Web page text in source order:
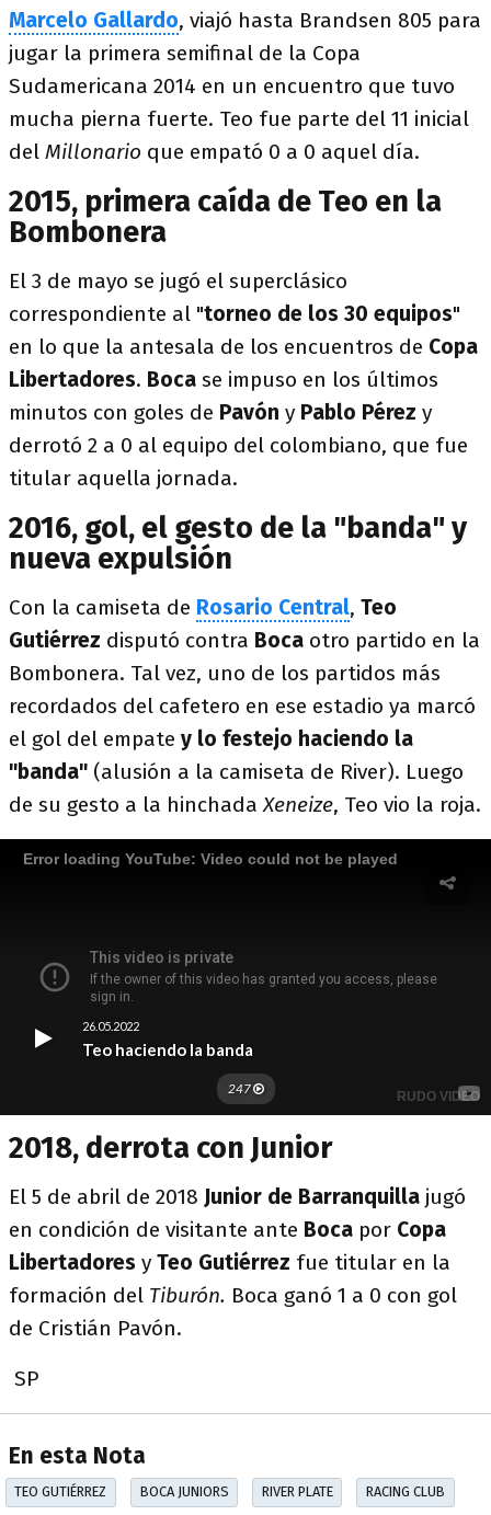
Marcelo Gallardo, viajó hasta Brandsen 805 para
jugar la primera semifinal de la Copa
Sudamericana 2014 en un encuentro que tuvo
mucha pierna fuerte. Teo fue parte del 11 inicial
del Millonario que empató 0 a 0 aquel día.
2015, primera caída de Teo en la
Bombonera
El 3 de mayo se jugó el superclásico
correspondiente al "torneo de los 30 equipos"
en lo que la antesala de los encuentros de Copa
Libertadores. Boca se impuso en los últimos
minutos con goles de Pavón y Pablo Pérez y
derrotó 2 a 0 al equipo del colombiano, que fue
titular aquella jornada.
2016, gol, el gesto de la "banda" y
nueva expulsión
Con la camiseta de Rosario Central, Teo
Gutiérrez disputó contra Boca otro partido en la
Bombonera. Tal vez, uno de los partidos más
recordados del cafetero en ese estadio ya marcó
el gol del empate y lo festejo haciendo la
"banda" (alusión a la camiseta de River). Luego
de su gesto a la hinchadaXeneize, Teo vio la roja.
2018, derrota con Junior
El 5 de abril de 2018 Junior de Barranquilla jugó
en condición de visitante ante Boca por Copa
Libertadores y Teo Gutiérrez fue titular en la
formación del Tiburón. Boca ganó 1 a 0 con gol
de Cristián Pavón.
SP
En esta Nota
TEO GUTIÉRREZ BOCA JUNIORS RIVER PLATE RACING CLUB